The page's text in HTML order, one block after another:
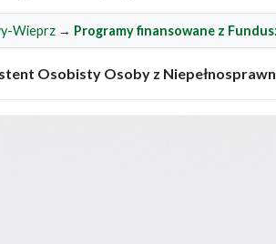
Wieprz → Programy finansowane z
Osobisty Osoby z